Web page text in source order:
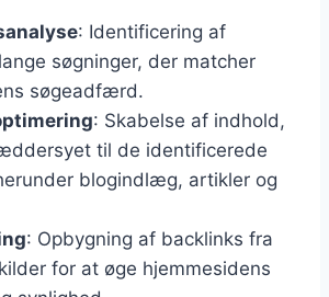
: Identificering af
søgninger, der matcher
søgeadfærd.
: Skabelse af indhold,
til de identificerede
blogindlæg, artikler og
: Opbygning af backlinks fra
for at øge hjemmesidens